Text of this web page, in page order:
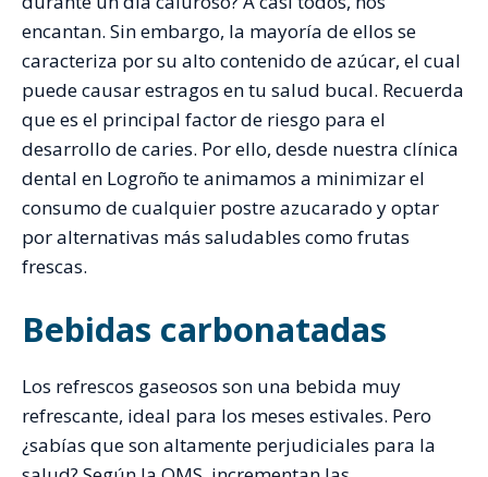
encantan. Sin embargo, la mayoría de ellos se
caracteriza por su alto contenido de azúcar, el cual
puede causar estragos en tu salud bucal. Recuerda
que es el principal factor de riesgo para el
desarrollo de caries. Por ello, desde nuestra clínica
dental en Logroño te animamos a minimizar el
consumo de cualquier postre azucarado y optar
por alternativas más saludables como frutas
frescas.
Bebidas carbonatadas
Los refrescos gaseosos son una bebida muy
refrescante, ideal para los meses estivales. Pero
¿sabías que son altamente perjudiciales para la